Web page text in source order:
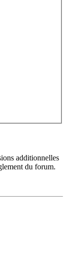
additionnelles
du forum.